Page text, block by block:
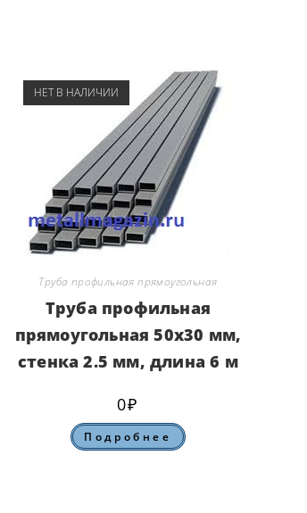
НЕТ В НАЛИЧИИ
Труба профильная прямоугольная
Труба профильная
прямоугольная 50х30 мм,
стенка 2.5 мм, длина 6 м
0₽
Подробнее